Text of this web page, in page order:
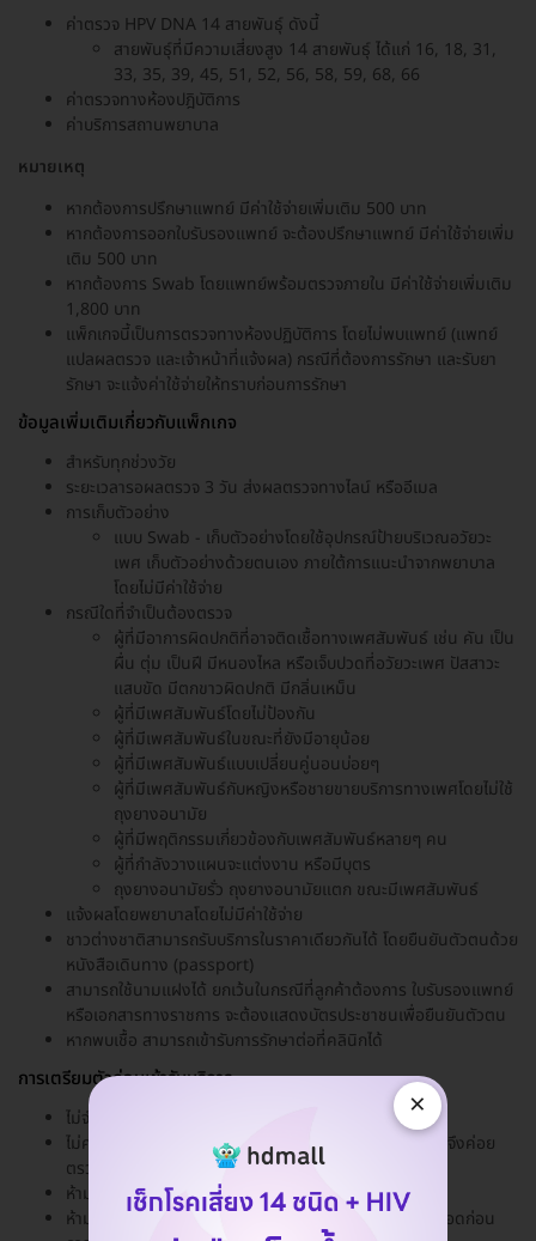
ค่าตรวจ HPV DNA 14 สายพันธุ์ ดังนี้
สายพันธุ์ที่มีความเสี่ยงสูง 14 สายพันธุ์ ได้แก่ 16, 18, 31,
33, 35, 39, 45, 51, 52, 56, 58, 59, 68, 66
ค่าตรวจทางห้องปฎิบัติการ
ค่าบริการสถานพยาบาล
หมายเหตุ
หากต้องการปรึกษาแพทย์ มีค่าใช้จ่ายเพิ่มเติม 500 บาท
หากต้องการออกใบรับรองแพทย์ จะต้องปรึกษาแพทย์ มีค่าใช้จ่ายเพิ่ม
เติม 500 บาท
หากต้องการ Swab โดยแพทย์พร้อมตรวจภายใน มีค่าใช้จ่ายเพิ่มเติม
1,800 บาท
แพ็กเกจนี้เป็นการตรวจทางห้องปฏิบัติการ โดยไม่พบแพทย์ (แพทย์
แปลผลตรวจ และเจ้าหน้าที่แจ้งผล) กรณีที่ต้องการรักษา และรับยา
รักษา จะแจ้งค่าใช้จ่ายให้ทราบก่อนการรักษา
ข้อมูลเพิ่มเติมเกี่ยวกับแพ็กเกจ
สำหรับทุกช่วงวัย
ระยะเวลารอผลตรวจ 3 วัน ส่งผลตรวจทางไลน์ หรืออีเมล
การเก็บตัวอย่าง
แบบ Swab - เก็บตัวอย่างโดยใช้อุปกรณ์ป้ายบริเวณอวัยวะ
เพศ เก็บตัวอย่างด้วยตนเอง ภายใต้การแนะนำจากพยาบาล
โดยไม่มีค่าใช้จ่าย
กรณีใดที่จำเป็นต้องตรวจ
ผู้ที่มีอาการผิดปกติที่อาจติดเชื้อทางเพศสัมพันธ์ เช่น คัน เป็น
ผื่น ตุ่ม เป็นฝี มีหนองไหล หรือเจ็บปวดที่อวัยวะเพศ ปัสสาวะ
แสบขัด มีตกขาวผิดปกติ มีกลิ่นเหม็น
ผู้ที่มีเพศสัมพันธ์โดยไม่ป้องกัน
ผู้ที่มีเพศสัมพันธ์ในขณะที่ยังมีอายุน้อย
ผู้ที่มีเพศสัมพันธ์แบบเปลี่ยนคู่นอนบ่อยๆ
ผู้ที่มีเพศสัมพันธ์กับหญิงหรือชายขายบริการทางเพศโดยไม่ใช้
ถุงยางอนามัย
ผู้ที่มีพฤติกรรมเกี่ยวข้องกับเพศสัมพันธ์หลายๆ คน
ผู้ที่กำลังวางแผนจะแต่งงาน หรือมีบุตร
ถุงยางอนามัยรั่ว ถุงยางอนามัยแตก ขณะมีเพศสัมพันธ์
แจ้งผลโดยพยาบาลโดยไม่มีค่าใช้จ่าย
ชาวต่างชาติสามารถรับบริการในราคาเดียวกันได้ โดยยืนยันตัวตนด้วย
หนังสือเดินทาง (passport)
สามารถใช้นามแฝงได้ ยกเว้นในกรณีที่ลูกค้าต้องการ ใบรับรองแพทย์
หรือเอกสารทางราชการ จะต้องแสดงบัตรประชาชนเพื่อยืนยันตัวตน
หากพบเชื้อ สามารถเข้ารับการรักษาต่อที่คลินิกได้
การเตรียมตัวก่อนเข้ารับบริการ
ไม่จำเป็นต้องงดน้ำและอาหาร
ไม่ควรตรวจในช่วงมีประจำเดือน รอให้ประจำเดือนหมดก่อนจึงค่อย
ตรวจ
ห้ามสวนล้างช่องคลอดก่อนการตรวจ
ห้ามใช้ยาเหน็บช่องคลอด ครีม หรือยาฆ่าเชื้ออสุจิในช่องคลอดก่อน
×